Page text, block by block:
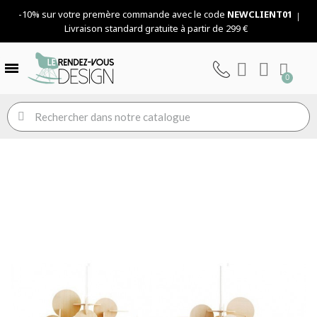
-10% sur votre premère commande avec le code NEWCLIENT01
Livraison standard gratuite à partir de 299 €